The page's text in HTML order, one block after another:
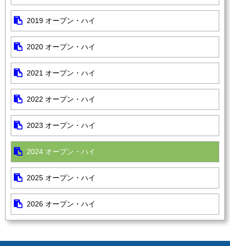
2019 オープン・ハイ
2020 オープン・ハイ
2021 オープン・ハイ
2022 オープン・ハイ
2023 オープン・ハイ
2024 オープン・ハイ
2025 オープン・ハイ
2026 オープン・ハイ